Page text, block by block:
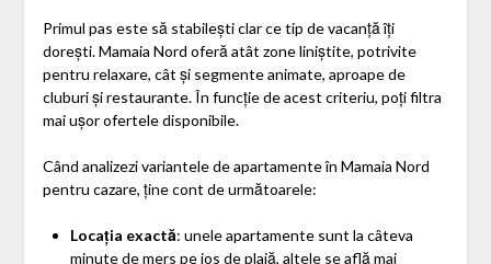
Primul pas este să stabilești clar ce tip de vacanță îți
dorești. Mamaia Nord oferă atât zone liniștite, potrivite
pentru relaxare, cât și segmente animate, aproape de
cluburi și restaurante. În funcție de acest criteriu, poți filtra
mai ușor ofertele disponibile.
Când analizezi variantele de apartamente în Mamaia Nord
pentru cazare, ține cont de următoarele:
Locația exactă: unele apartamente sunt la câteva
minute de mers pe jos de plajă, altele se află mai